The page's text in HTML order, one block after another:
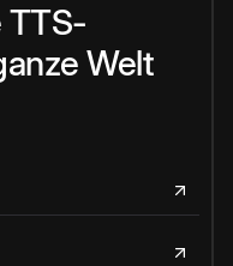
TTS-
Welt